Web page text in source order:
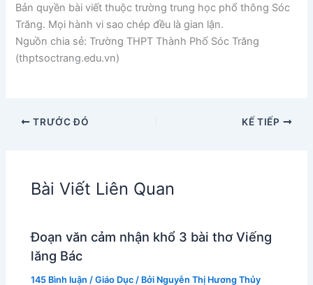
Bản quyền bài viết thuộc trường trung học phổ thông Sóc
Trăng. Mọi hành vi sao chép đều là gian lận.
Nguồn chia sẻ: Trường THPT Thành Phố Sóc Trăng
(thptsoctrang.edu.vn)
TRƯỚC ĐÓ KẾ TIẾP
Bài Viết Liên Quan
Đoạn văn cảm nhận khổ 3 bài thơ Viếng
lăng Bác
145 Bình luận /Giáo Dục / Bởi Nguyễn Thị Hương Thủy